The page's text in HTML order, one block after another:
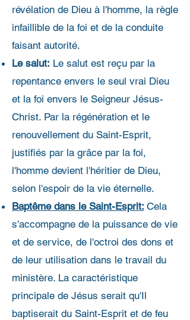
révélation de Dieu à l'homme, la règle
infaillible de la foi et de la conduite
faisant autorité.
Le salut: Le salut est reçu par la
repentance envers le seul vrai Dieu
et la foi envers le Seigneur Jésus-
Christ. Par la régénération et le
renouvellement du Saint-Esprit,
justifiés par la grâce par la foi,
l'homme devient l'héritier de Dieu,
selon l'espoir de la vie éternelle.
Baptême dans le Saint-Esprit: Cela
s'accompagne de la puissance de vie
et de service, de l'octroi des dons et
de leur utilisation dans le travail du
ministère. La caractéristique
principale de Jésus serait qu'Il
baptiserait du Saint-Esprit et de feu